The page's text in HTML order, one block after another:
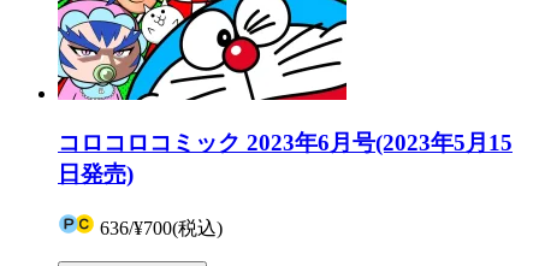
コロコロコミック 2023年6月号(2023年5月15
日発売)
636/¥700(税込)